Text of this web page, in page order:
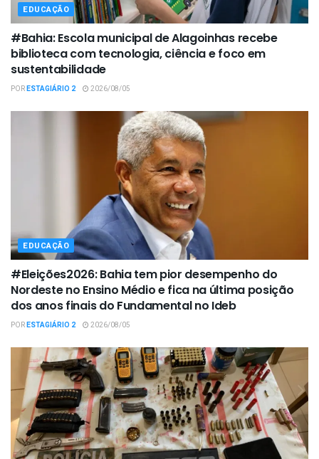
EDUCAÇÃO
#Bahia: Escola municipal de Alagoinhas recebe
biblioteca com tecnologia, ciência e foco em
sustentabilidade
PORESTAGIÁRIO 2 2026/08/05
EDUCAÇÃO
#Eleições2026: Bahia tem pior desempenho do
Nordeste no Ensino Médio e fica na última posição
dos anos finais do Fundamental no Ideb
PORESTAGIÁRIO 2 2026/08/05